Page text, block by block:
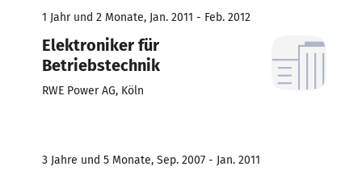
1 Jahr und 2 Monate, Jan. 2011 - Feb. 2012
Elektroniker für
Betriebstechnik
RWE Power AG, Köln
3 Jahre und 5 Monate, Sep. 2007 - Jan. 2011